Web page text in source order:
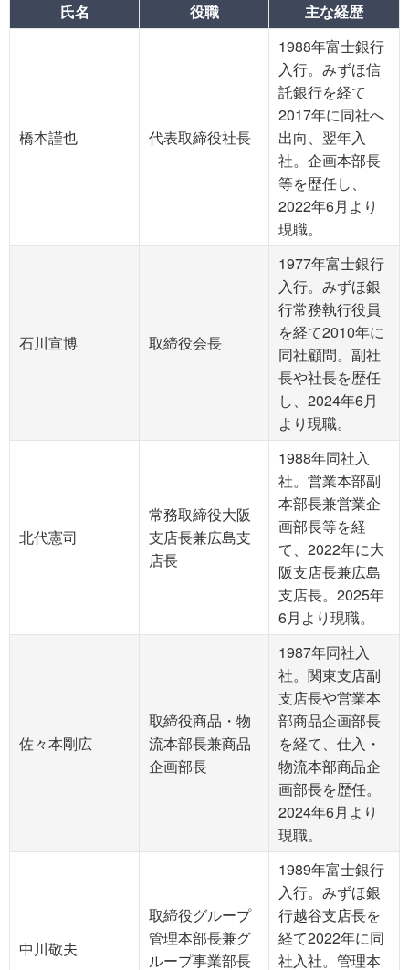
氏名 役職 主な経歴
橋本謹也 代表取締役社長
1988年富士銀行
入行。みずほ信
託銀行を経て
2017年に同社へ
出向、翌年入
社。企画本部長
等を歴任し、
2022年6月より
現職。
石川宣博 取締役会長
1977年富士銀行
入行。みずほ銀
行常務執行役員
を経て2010年に
同社顧問。副社
長や社長を歴任
し、2024年6月
より現職。
北代憲司
常務取締役大阪
支店長兼広島支
店長
1988年同社入
社。営業本部副
本部長兼営業企
画部長等を経
て、2022年に大
阪支店長兼広島
支店長。2025年
6月より現職。
佐々本剛広
取締役商品・物
流本部長兼商品
企画部長
1987年同社入
社。関東支店副
支店長や営業本
部商品企画部長
を経て、仕入・
物流本部商品企
画部長を歴任。
2024年6月より
現職。
中川敬夫
取締役グループ
管理本部長兼グ
ループ事業部長
1989年富士銀行
入行。みずほ銀
行越谷支店長を
経て2022年に同
社入社。管理本